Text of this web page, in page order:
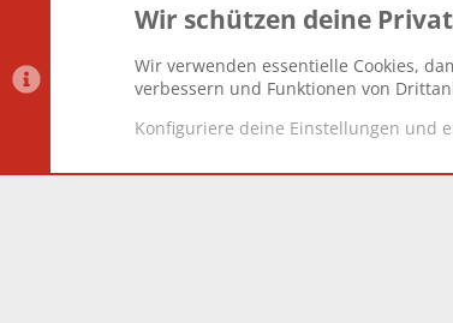
Datenschutz-Einstellungen PR Light
Wir schützen deine
Wir verwenden essentielle Cookies,
verbessern und Funktionen von
Konfiguriere deine Einstellungen und